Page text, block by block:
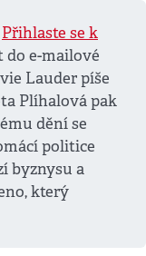
Přihlaste se k
do e-mailové
Lauder píše
Plíhalová pak
dění se
politice
byznysu a
který